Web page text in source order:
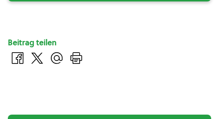
Beitrag teilen